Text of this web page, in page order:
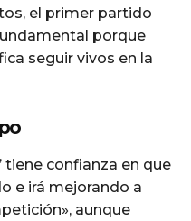
el primer partido
porque
seguir vivos en la
tiene confianza en que
e irá mejorando a
aunque